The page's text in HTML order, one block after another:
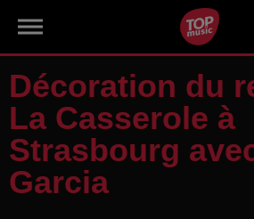
Décoration du
La Casserole à
Strasbourg
Garcia